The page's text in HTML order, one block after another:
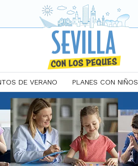
DE VERANO PLANES CON NIÑOS